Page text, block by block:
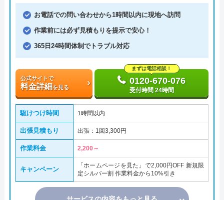
お電話での問い合わせから1時間以内に現地へ訪問
作業前には必ず見積もりを提示で安心！
365日24時間体制でトラブル対応
公式サイトで
料金詳細を見る
まずは電話相談！
0120-670-076
受付時間 24時間
駆けつけ時間 1時間以内
出張見積もり 出張：1回3,300円
作業料金 2,200～
キャンペーン
「ホームページを見た」で2,000円OFF 新規限
定シルバー割 作業料金から10%引き